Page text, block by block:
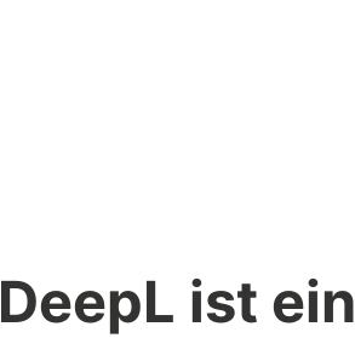
DeepL ist